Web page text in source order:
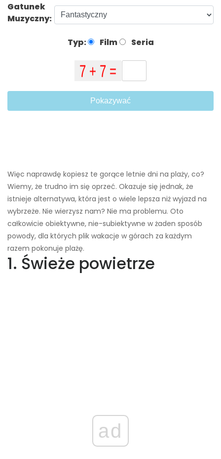
Gatunek
Muzyczny:
Typ: Film Seria
Pokazywać
Więc naprawdę kopiesz te gorące letnie dni na plaży, co?
Wiemy, że trudno im się oprzeć. Okazuje się jednak, że
istnieje alternatywa, która jest o wiele lepsza niż wyjazd na
wybrzeże. Nie wierzysz nam? Nie ma problemu. Oto
całkowicie obiektywne, nie-subiektywne w żaden sposób
powody, dla których plik wakacje w górach za każdym
razem pokonuje plażę.
1. Świeże powietrze
ad